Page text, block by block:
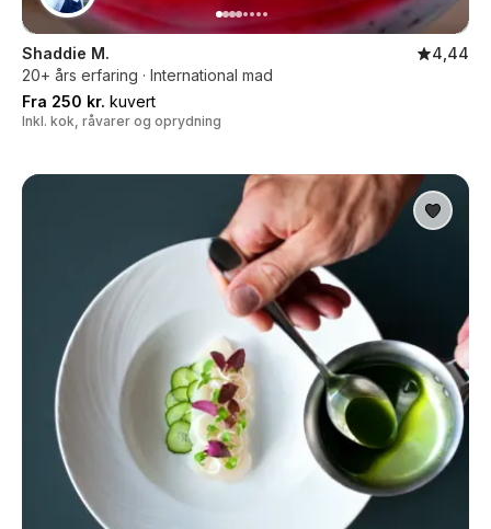
Shaddie M.
4,44
20+ års erfaring · International mad
Fra 250 kr. kuvert
Inkl. kok, råvarer og oprydning